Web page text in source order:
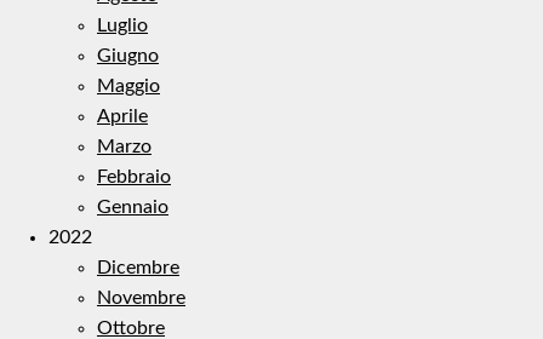
Luglio
Giugno
Maggio
Aprile
Marzo
Febbraio
Gennaio
2022
Dicembre
Novembre
Ottobre